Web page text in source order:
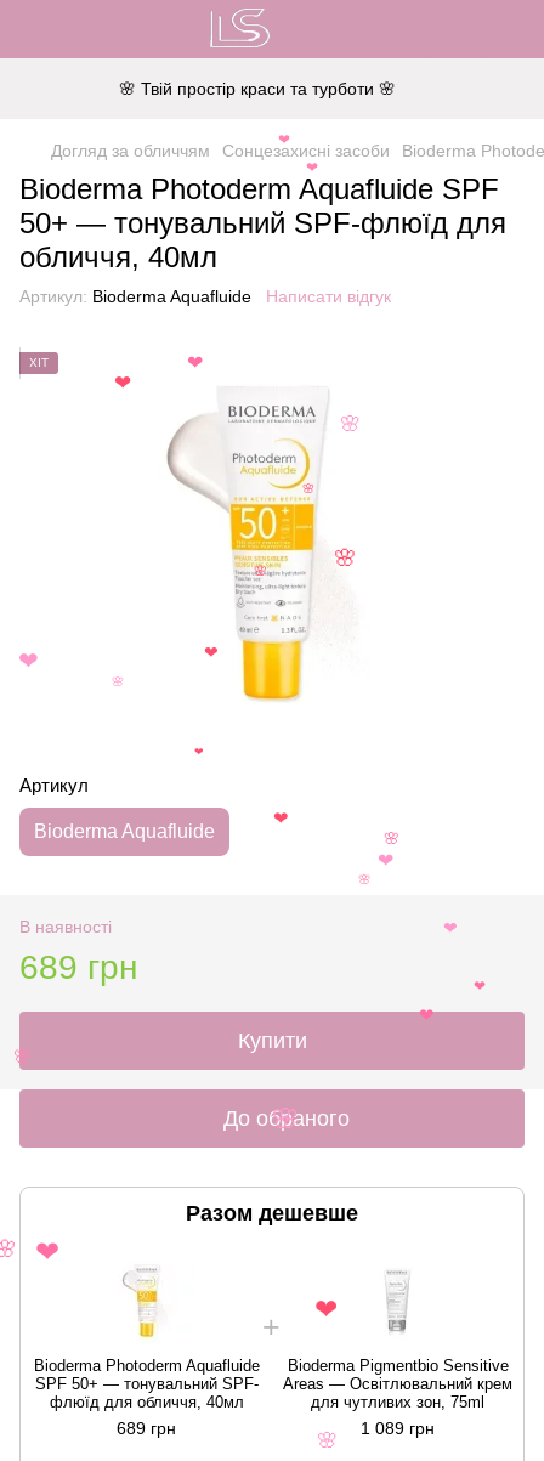
🌸 Твій простір краси та турботи 🌸
Догляд за обличчям Сонцезахисні засоби Bioderma
Bioderma Photoderm Aquafluide SPF
50+ — тонувальний SPF-флюїд для
обличчя, 40мл
Артикул: Bioderma Aquafluide Написати відгук
ХІТ
Артикул
Bioderma Aquafluide
В наявності
689 грн
Купити
До обраного
Разом дешевше
Bioderma Photoderm Aquafluide
SPF 50+ — тонувальний SPF-
флюїд для обличчя, 40мл
689 грн
Bioderma Pigmentbio Sensitive
Areas — Освітлювальний крем
для чутливих зон, 75ml
1 089 грн
❤
🌸
❤
🌸
🌸
🌸
🌸